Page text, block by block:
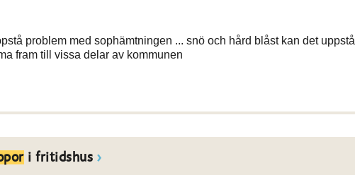
problem med sophämtningen ... snö och hård blåst kan det uppstå
fram till vissa delar av kommunen
i fritidshus